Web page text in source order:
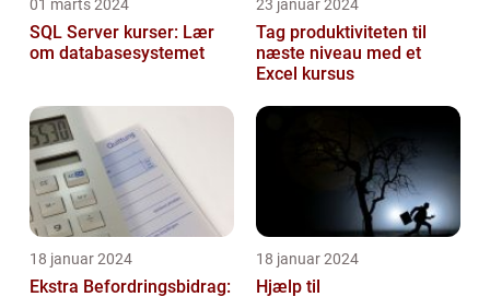
01 marts 2024
SQL Server kurser: Lær
om databasesystemet
23 januar 2024
Tag produktiviteten til
næste niveau med et
Excel kursus
18 januar 2024
Ekstra Befordringsbidrag:
18 januar 2024
Hjælp til